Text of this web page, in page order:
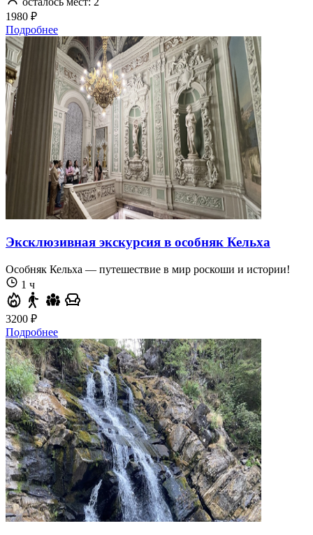
1980 ₽
Подробнее
Эксклюзивная экскурсия в особняк Кельха
Особняк Кельха — путешествие в мир роскоши и истории!
1 ч
3200 ₽
Подробнее